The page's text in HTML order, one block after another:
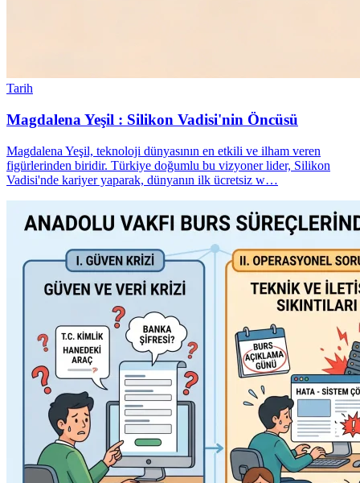
Tarih
Magdalena Yeşil : Silikon Vadisi'nin Öncüsü
Magdalena Yeşil, teknoloji dünyasının en etkili ve ilham veren
figürlerinden biridir. Türkiye doğumlu bu vizyoner lider, Silikon
Vadisi'nde kariyer yaparak, dünyanın ilk ücretsiz w…